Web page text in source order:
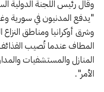
وقال رئيس اللجنة الدولية
"يدفع المدنيون في سورية
وشرق أوكرانيا ومناطق النزاع
المطاف عندما تُصيب
المنازل والمستشفيات
الأمر".